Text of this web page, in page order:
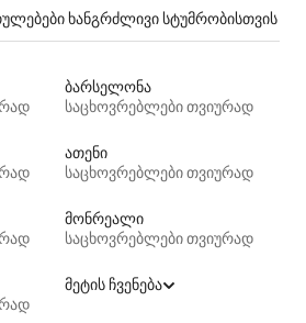
ხანგრძლივი სტუმრობისთვის
ბარსელონა
საცხოვრებლები თვიურად
ათენი
საცხოვრებლები თვიურად
მონრეალი
საცხოვრებლები თვიურად
მეტის ჩვენება